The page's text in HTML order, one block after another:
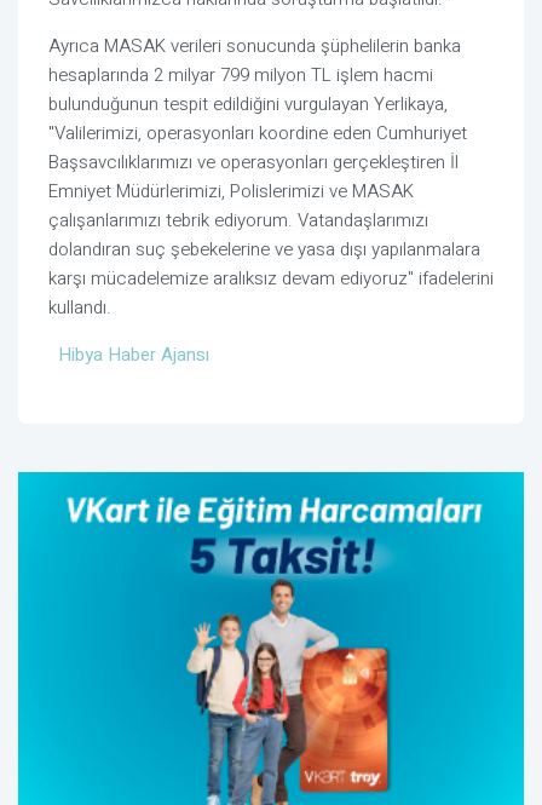
Ayrıca MASAK verileri sonucunda şüphelilerin banka
hesaplarında 2 milyar 799 milyon TL işlem hacmi
bulunduğunun tespit edildiğini vurgulayan Yerlikaya,
"Valilerimizi, operasyonları koordine eden Cumhuriyet
Başsavcılıklarımızı ve operasyonları gerçekleştiren İl
Emniyet Müdürlerimizi, Polislerimizi ve MASAK
çalışanlarımızı tebrik ediyorum. Vatandaşlarımızı
dolandıran suç şebekelerine ve yasa dışı yapılanmalara
karşı mücadelemize aralıksız devam ediyoruz" ifadelerini
kullandı.
Hibya Haber Ajansı